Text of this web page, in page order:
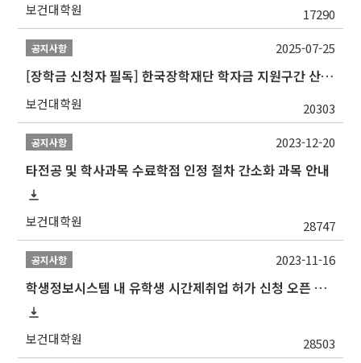
보건대학원 17290
공지사항
[장학금 신청자 필독] 한국장학재단 학자금 지원구간 산정 권고
보건대학원 20303
2025-07-25
공지사항
타전공 및 학사과목 수료학점 인정 절차 간소화 과목 안내
보건대학원 28747
2023-12-20
공지사항
학생정보시스템 내 유학생 시간제취업 허가 신청 오픈 안내
보건대학원 28503
2023-11-16